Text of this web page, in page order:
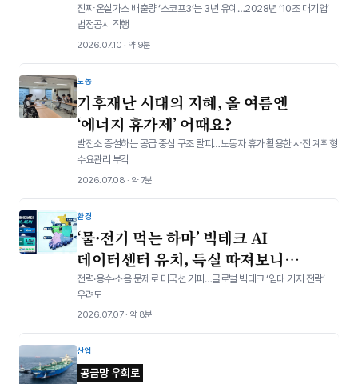
진짜 온실가스 배출량 ‘스코프3’는 3년 유예…2028년 ‘10조 대기업’
법정공시 직행
2026.07.10 · 약 9분
노동
기후재난 시대의 지혜, 올 여름엔
‘에너지 휴가제’ 어때요?
발전소 증설하는 공급 중심 구조 탈피…노동자 휴가 활용한 사전 계획형
수요관리 부각
2026.07.08 · 약 7분
환경
‘물·전기 먹는 하마’ 빅테크 AI
데이터센터 유치, 득실 따져보니…
전력·용수·소음 문제로 미국선 기피…글로벌 빅테크 ‘임대 기지 전락’
우려도
2026.07.07 · 약 8분
산업
공급망 우회로